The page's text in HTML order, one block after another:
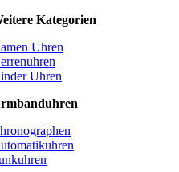
Kategorien
Uhren
Uhren